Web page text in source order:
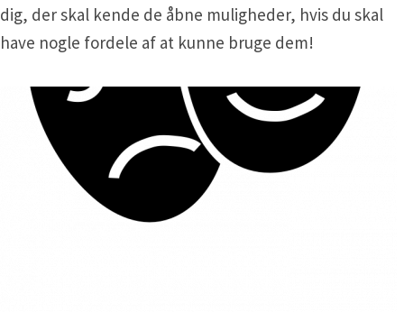
dig, der skal kende de åbne muligheder, hvis du skal
have nogle fordele af at kunne bruge dem!